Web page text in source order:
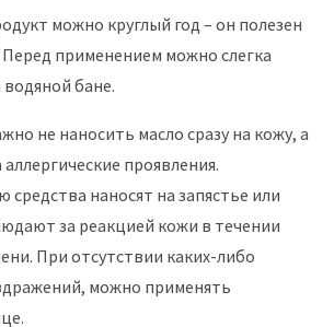
можно круглый год – он полезен
применением можно слегка
бане.
не наносить масло сразу на кожу, а
проявления.
наносят на запястье или
за реакцией кожи в течении
При отсутствии каких-либо
можно применять